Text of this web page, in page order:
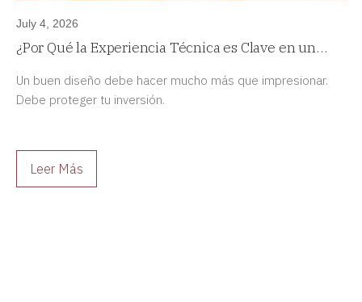
July 4, 2026
¿Por Qué la Experiencia Técnica es Clave en un
Un buen diseño debe hacer mucho más que impresionar.
Debe proteger tu inversión.
Leer Más